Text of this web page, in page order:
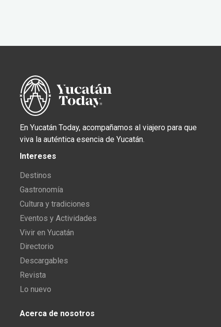
En Yucatán Today, acompañamos al viajero para que
viva la auténtica esencia de Yucatán.
Intereses
Destinos
Gastronomía
Cultura y tradiciones
Eventos y Actividades
Vivir en Yucatán
Directorio
Descargables
Revista
Lo nuevo
Acerca de nosotros